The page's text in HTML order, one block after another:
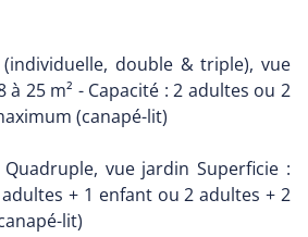
double & triple), vue
à 25 m² - Capacité : 2 adultes ou 2
(canapé-lit)
vue jardin Superficie :
adultes + 1 enfant ou 2 adultes + 2
lit)